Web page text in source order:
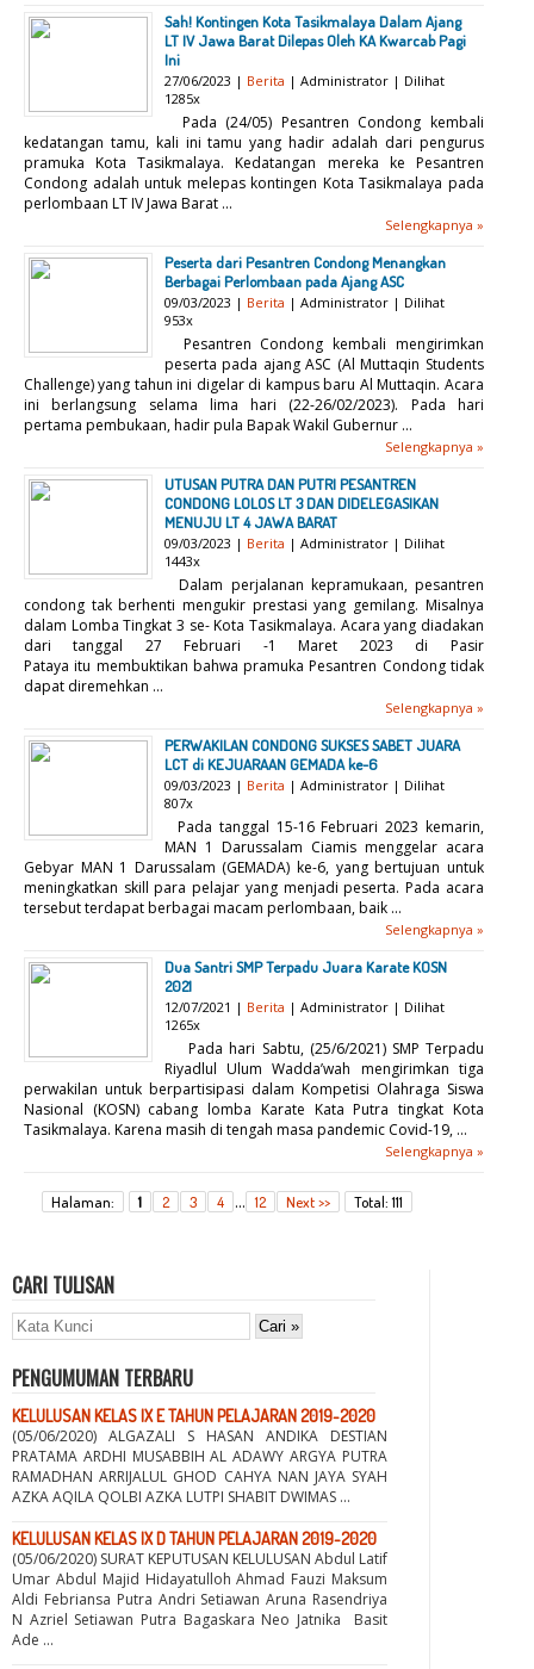
Sah! Kontingen Kota Tasikmalaya Dalam Ajang
LT IV Jawa Barat Dilepas Oleh KA Kwarcab Pagi
Ini
27/06/2023 | Berita | Administrator | Dilihat
1285x
Pada (24/05) Pesantren Condong kembali
kedatangan tamu, kali ini tamu yang hadir adalah dari pengurus
pramuka Kota Tasikmalaya. Kedatangan mereka ke Pesantren
Condong adalah untuk melepas kontingen Kota Tasikmalaya pada
perlombaan LT IV Jawa Barat ...
Selengkapnya »
Peserta dari Pesantren Condong Menangkan
Berbagai Perlombaan pada Ajang ASC
09/03/2023 | Berita | Administrator | Dilihat
953x
Pesantren Condong kembali mengirimkan
peserta pada ajang ASC (Al Muttaqin Students
Challenge) yang tahun ini digelar di kampus baru Al Muttaqin. Acara
ini berlangsung selama lima hari (22-26/02/2023). Pada hari
pertama pembukaan, hadir pula Bapak Wakil Gubernur ...
Selengkapnya »
UTUSAN PUTRA DAN PUTRI PESANTREN
CONDONG LOLOS LT 3 DAN DIDELEGASIKAN
MENUJU LT 4 JAWA BARAT
09/03/2023 | Berita | Administrator | Dilihat
1443x
Dalam perjalanan kepramukaan, pesantren
condong tak berhenti mengukir prestasi yang gemilang. Misalnya
dalam Lomba Tingkat 3 se- Kota Tasikmalaya. Acara yang diadakan
dari tanggal 27 Februari -1 Maret 2023 di Pasir
Pataya itu membuktikan bahwa pramuka Pesantren Condong tidak
dapat diremehkan ...
Selengkapnya »
PERWAKILAN CONDONG SUKSES SABET JUARA
LCT di KEJUARAAN GEMADA ke-6
09/03/2023 | Berita | Administrator | Dilihat
807x
Pada tanggal 15-16 Februari 2023 kemarin,
MAN 1 Darussalam Ciamis menggelar acara
Gebyar MAN 1 Darussalam (GEMADA) ke-6, yang bertujuan untuk
meningkatkan skill para pelajar yang menjadi peserta. Pada acara
tersebut terdapat berbagai macam perlombaan, baik ...
Selengkapnya »
Dua Santri SMP Terpadu Juara Karate KOSN
2021
12/07/2021 | Berita | Administrator | Dilihat
1265x
Pada hari Sabtu, (25/6/2021) SMP Terpadu
Riyadlul Ulum Wadda’wah mengirimkan tiga
perwakilan untuk berpartisipasi dalam Kompetisi Olahraga Siswa
Nasional (KOSN) cabang lomba Karate Kata Putra tingkat Kota
Tasikmalaya. Karena masih di tengah masa pandemic Covid-19, ...
Selengkapnya »
Halaman: 1 2 3 4 ... 12 Next >> Total: 111
CARI TULISAN
PENGUMUMAN TERBARU
KELULUSAN KELAS IX E TAHUN PELAJARAN 2019-2020
(05/06/2020) ALGAZALI S HASAN ANDIKA DESTIAN
PRATAMA ARDHI MUSABBIH AL ADAWY ARGYA PUTRA
RAMADHAN ARRIJALUL GHOD CAHYA NAN JAYA SYAH
AZKA AQILA QOLBI AZKA LUTPI SHABIT DWIMAS ...
KELULUSAN KELAS IX D TAHUN PELAJARAN 2019-2020
(05/06/2020) SURAT KEPUTUSAN KELULUSAN Abdul Latif
Umar Abdul Majid Hidayatulloh Ahmad Fauzi Maksum
Aldi Febriansa Putra Andri Setiawan Aruna Rasendriya
N Azriel Setiawan Putra Bagaskara Neo Jatnika Basit
Ade ...